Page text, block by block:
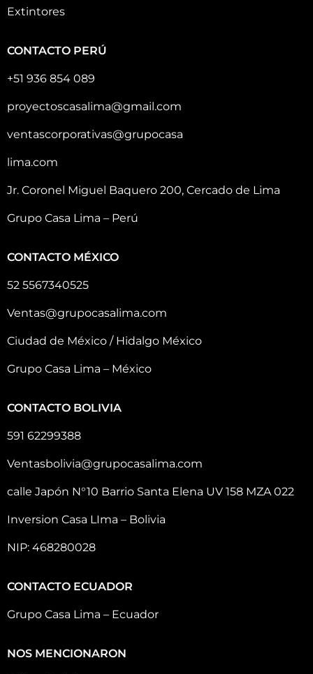
Extintores
CONTACTO PERÚ
+51 936 854 089
proyectoscasalima@gmail.com
ventascorporativas@grupocasa
lima.com
Jr. Coronel Miguel Baquero 200, Cercado de Lima
Grupo Casa Lima – Perú
CONTACTO MÉXICO
52 5567340525
Ventas@grupocasalima.com
Ciudad de México / Hidalgo México
Grupo Casa Lima – México
CONTACTO BOLIVIA
591 62299388
Ventasbolivia@grupocasalima.com
calle Japón N°10 Barrio Santa Elena UV 158 MZA 022
Inversion Casa LIma – Bolivia
NIP: 468280028
CONTACTO ECUADOR
Grupo Casa Lima – Ecuador
NOS MENCIONARON